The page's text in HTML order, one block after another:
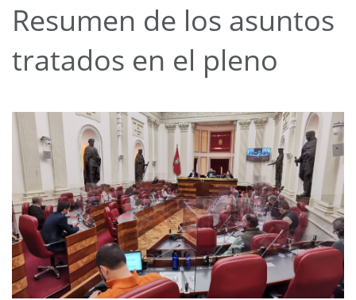
Resumen de los asuntos
tratados en el pleno